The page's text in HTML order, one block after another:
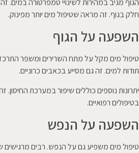
הגוף מגיב במהירות לשינויי טמפרטורה במים.
חלק בגוף. זה מראה שטיפול מים יותר מפינוק.
השפעה על הגוף
טיפול מים מקל על מתח השרירים ומשפר
תודות למים. זה גם מסייע בכאבים כרוניים.
יתרונות נוספים כוללים שיפור במערכת
בטיפולים רפואיים.
השפעה על הנפש
טיפול מים משפיע גם על הנפש. רבים מרגישים